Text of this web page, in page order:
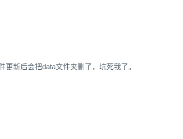
更新后会把data文件夹删了，坑死我了。